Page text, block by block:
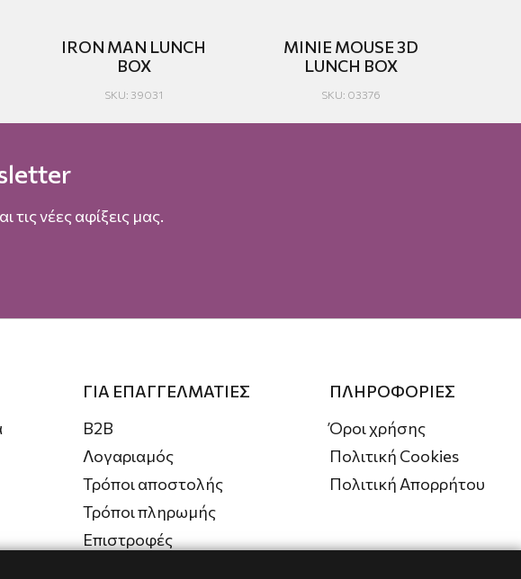
IRON MAN LUNCH
BΟΧ
SKU: 39031
MINIE MOUSE 3D
LUNCH BOX
SKU: 03376
νέες αφίξεις μας.
ΓΙΑ ΕΠΑΓΓΕΛΜΑΤΙΕΣ
B2B
Λογαριαμός
Τρόποι αποστολής
Τρόποι πληρωμής
Επιστροφές
ΠΛΗΡΟΦΟΡΙΕΣ
Όροι χρήσης
Πολιτική Cookies
Πολιτική Απορρήτου